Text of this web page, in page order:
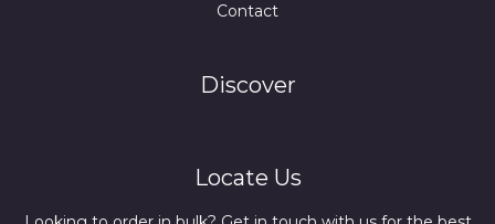
Contact
Discover
Locate Us